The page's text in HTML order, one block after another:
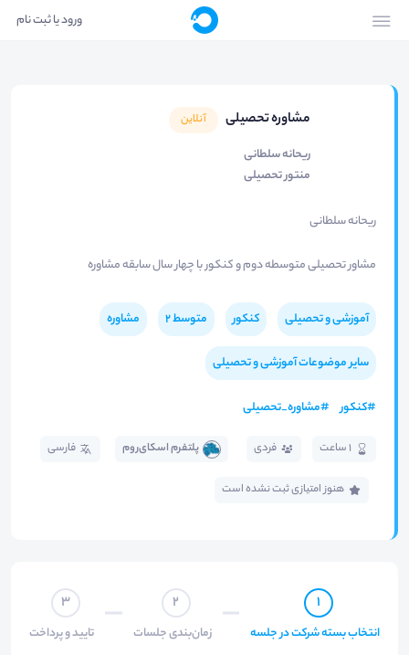
ورود یا ثبت نام
مشاوره تحصیلی آنلاین
ریحانه سلطانی
منتور تحصیلی
ریحانه سلطانی
مشاور تحصیلی متوسطه دوم و کنکور با چهار سال سابقه مشاوره
آموزشی و تحصیلی کنکور متوسط 2 مشاوره
سایر موضوعات آموزشی و تحصیلی
#کنکور #مشاوره_تحصیلی
1 ساعت فردی پلتفرم اسکای‌روم فارسی
هنوز امتیازی ثبت نشده است
1
انتخاب بسته شرکت در جلسه
2
زمان‌بندی جلسات
3
تایید و پرداخت